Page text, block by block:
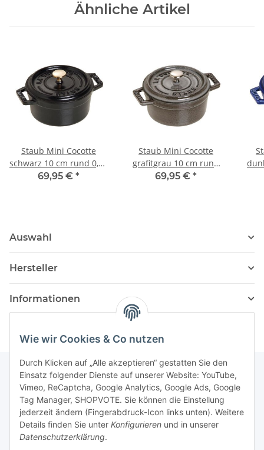
Wie wir Cookies & Co nutzen
Durch Klicken auf „Alle akzeptieren“ gestatten Sie den
Einsatz folgender Dienste auf unserer Website: YouTube,
Vimeo, ReCaptcha, Google Analytics, Google Ads, Google
Tag Manager, SHOPVOTE. Sie können die Einstellung
jederzeit ändern (Fingerabdruck-Icon links unten). Weitere
Details finden Sie unter Konfigurieren und in unserer
Datenschutzerklärung.
Ähnliche Artikel
Staub Mini Cocotte
schwarz 10 cm rund 0,25
l
69,95 € *
Staub Mini Cocotte
grafitgrau 10 cm rund
0,25 l
69,95 € *
Auswahl
Hersteller
Informationen
Newsletter Abonnieren
Bitte senden Sie mir entsprechend Ihrer
Datenschutzerklärungregelmäßig und jederzeit widerruflich